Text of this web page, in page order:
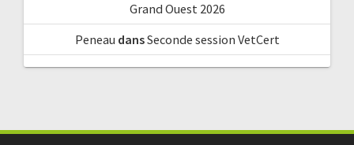
Grand Ouest 2026
Peneau dansSeconde session VetCert